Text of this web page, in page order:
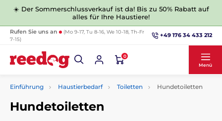
☀️ Der Sommerschlussverkauf ist da! Bis zu 50% Rabatt auf
alles für Ihre Haustiere!
Rufen Sie uns an
(Mo 9-17, Tu 8-16, We 10-18, Th-Fr
7-15)
+49 176 34 433 212
0
Menü
Einführung Haustierbedarf Toiletten Hundetoiletten
Hundetoiletten